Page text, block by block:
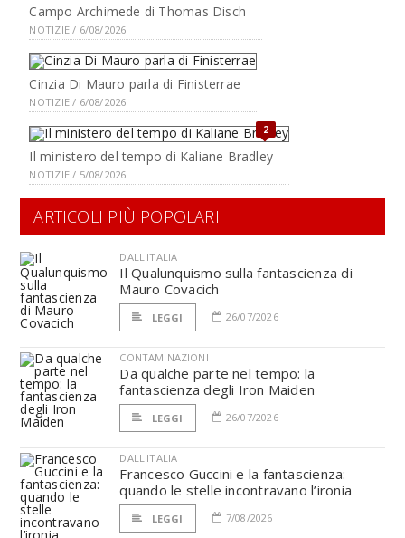
Campo Archimede di Thomas Disch
NOTIZIE / 6/08/2026
Cinzia Di Mauro parla di Finisterrae
NOTIZIE / 6/08/2026
2
Il ministero del tempo di Kaliane Bradley
NOTIZIE / 5/08/2026
ARTICOLI PIÙ POPOLARI
DALL'ITALIA
Il Qualunquismo sulla fantascienza di
Mauro Covacich
LEGGI 26/07/2026
CONTAMINAZIONI
Da qualche parte nel tempo: la
fantascienza degli Iron Maiden
LEGGI 26/07/2026
DALL'ITALIA
Francesco Guccini e la fantascienza:
quando le stelle incontravano l’ironia
LEGGI 7/08/2026